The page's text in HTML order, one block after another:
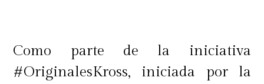
Como parte de la iniciativa
#OriginalesKross, iniciada por la